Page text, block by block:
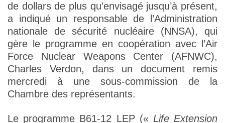
de dollars de plus qu’envisagé jusqu’à présent,
a indiqué un responsable de l’Administration
nationale de sécurité nucléaire (NNSA), qui
gère le programme en coopération avec l’Air
Force Nuclear Weapons Center (AFNWC),
Charles Verdon, dans un document remis
mercredi à une sous-commission de la
Chambre des représentants.
Le programme B61-12 LEP (« Life Extension